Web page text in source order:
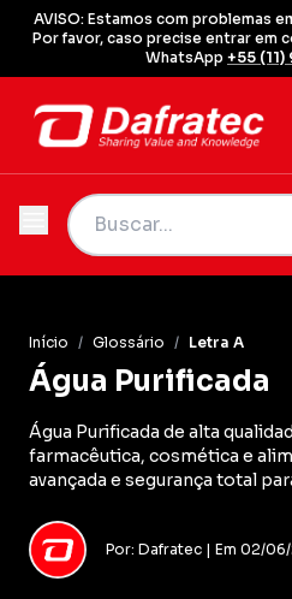
AVISO: Estamos com problemas
Por favor, caso precise entrar em
WhatsApp +55
Início / Glossário / Letra A
Água Purificada
Água Purificada de alta
farmacêutica, cosmética e
avançada e segurança total
Por: Dafratec | Em 02/